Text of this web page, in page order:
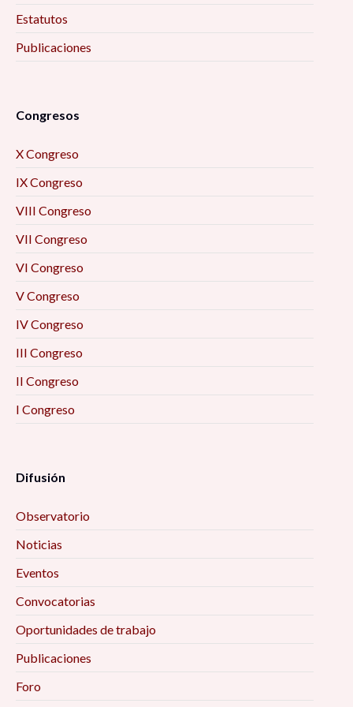
Estatutos
Publicaciones
Congresos
X Congreso
IX Congreso
VIII Congreso
VII Congreso
VI Congreso
V Congreso
IV Congreso
III Congreso
II Congreso
I Congreso
Difusión
Observatorio
Noticias
Eventos
Convocatorias
Oportunidades de trabajo
Publicaciones
Foro